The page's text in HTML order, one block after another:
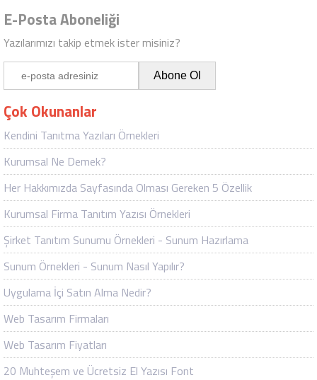
E-Posta Aboneliği
Yazılarımızı takip etmek ister misiniz?
Çok Okunanlar
Kendini Tanıtma Yazıları Örnekleri
Kurumsal Ne Demek?
Her Hakkımızda Sayfasında Olması Gereken 5 Özellik
Kurumsal Firma Tanıtım Yazısı Örnekleri
Şirket Tanıtım Sunumu Örnekleri - Sunum Hazırlama
Sunum Örnekleri - Sunum Nasıl Yapılır?
Uygulama İçi Satın Alma Nedir?
Web Tasarım Firmaları
Web Tasarım Fiyatları
20 Muhteşem ve Ücretsiz El Yazısı Font